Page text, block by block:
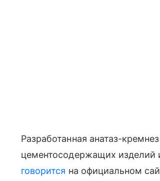
Разработанная анатаз-
цементосодержащих изделий
говорится на официальном